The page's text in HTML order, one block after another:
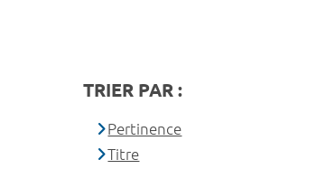
TRIER PAR :
Pertinence
Titre